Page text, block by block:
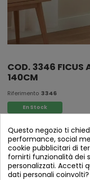
COD. 3346 FICUS
140CM
Riferimento 3346
En Stock
Questo negozio ti
performance, social
cookie pubblicitari di
fornirti funzionalità dei
personalizzati. Accetti
dati personali coinvolti?